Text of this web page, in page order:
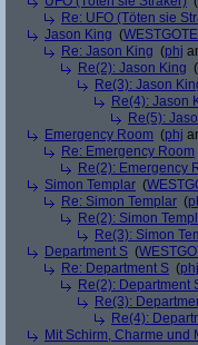
Re: UFO (Töten sie
Jason King (
Re: Jason King (phj
Re(2): Jason King (
Re(3): Jason
Re(4): Jason
Re(5):
Emergency Room (phj
Re: Emergency Room
Re(2): Emergency
Simon Templar (
Re: Simon Templar (
Re(2): Simon
Re(3): Simon
Department S (
Re: Department S (phj
Re(2): Department
Re(3):
Re(4):
Mit Schirm, Charme und